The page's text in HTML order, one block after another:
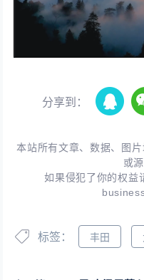
分享到：
本站所有文章、数据、图
或
如果侵犯了你的权益
标签： 丰田